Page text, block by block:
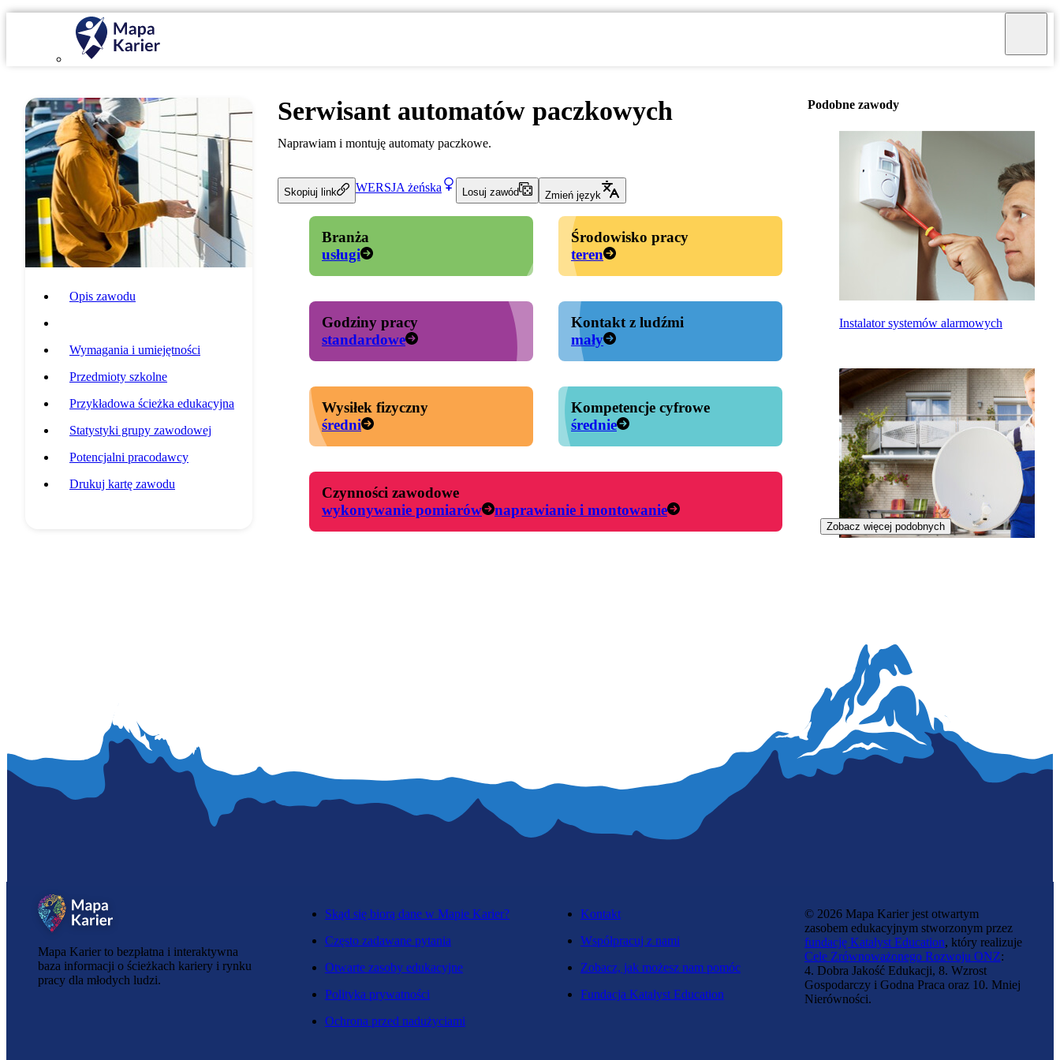
Opis zawodu
Wymagania i umiejętności
Przedmioty szkolne
Przykładowa ścieżka edukacyjna
Statystyki grupy zawodowej
Potencjalni pracodawcy
Drukuj kartę zawodu
Serwisant automatów paczkowych
Naprawiam i montuję automaty paczkowe.
Skopiuj link WERSJA żeńska Losuj zawód Zmień język
Branża
usługi
Środowisko pracy
teren
Godziny pracy
standardowe
Kontakt z ludźmi
mały
Wysiłek fizyczny
średni
Kompetencje cyfrowe
średnie
Czynności zawodowe
wykonywanie pomiarów
naprawianie i montowanie
Podobne zawody
Instalator systemów alarmowych
Zobacz więcej podobnych
Mapa Karier to bezpłatna i interaktywna
baza informacji o ścieżkach kariery i rynku
pracy dla młodych ludzi.
Skąd się biorą dane w Mapie Karier?
Często zadawane pytania
Otwarte zasoby edukacyjne
Polityka prywatności
Ochrona przed nadużyciami
Kontakt
Współpracuj z nami
Zobacz, jak możesz nam pomóc
Fundacja Katalyst Education
© 2026 Mapa Karier jest otwartym
zasobem edukacyjnym stworzonym przez
fundację Katalyst Education, który realizuje
Cele Zrównoważonego Rozwoju ONZ:
4. Dobra Jakość Edukacji, 8. Wzrost
Gospodarczy i Godna Praca oraz 10. Mniej
Nierówności.